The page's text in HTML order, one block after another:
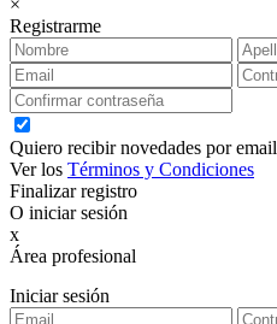
Registrarme
Quiero recibir novedades por email
Ver los Términos y Condiciones
Finalizar registro
O iniciar sesión
x
Área profesional
Iniciar sesión